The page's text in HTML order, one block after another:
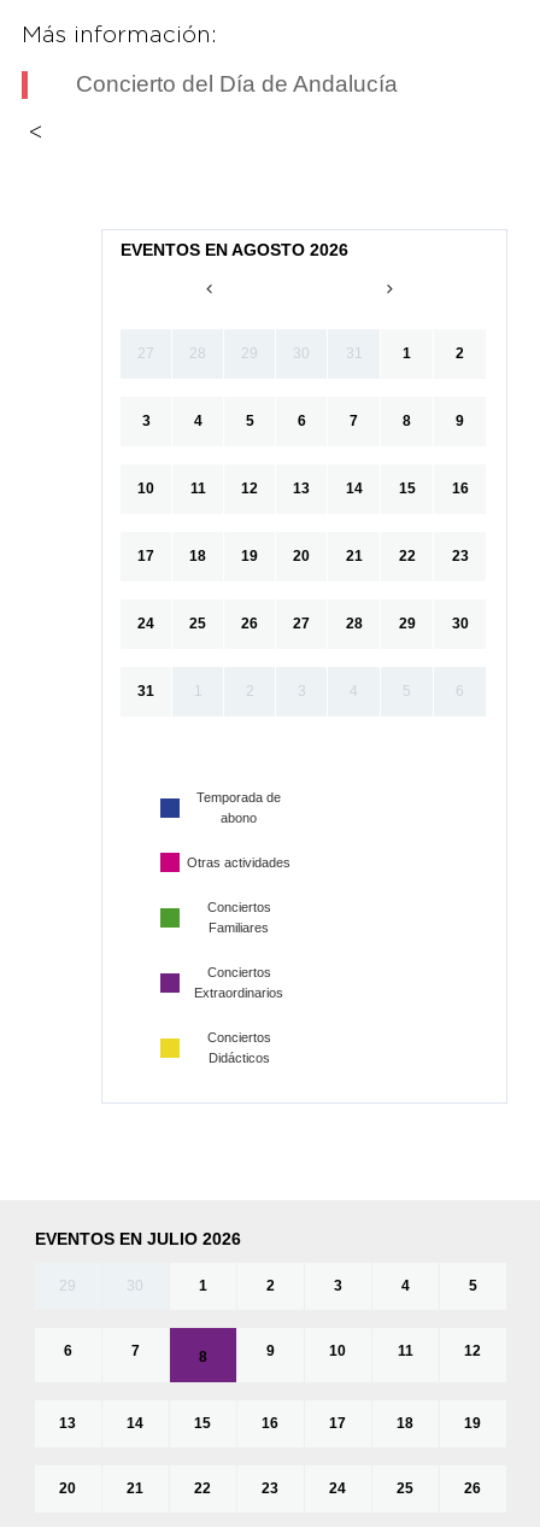
Más información:
Concierto del Día de Andalucía
<
EVENTOS EN AGOSTO 2026
27 28 29 30 31 1 2
3 4 5 6 7 8 9
10 11 12 13 14 15 16
17 18 19 20 21 22 23
24 25 26 27 28 29 30
31 1 2 3 4 5 6
Temporada de
abono
Otras actividades
Conciertos
Familiares
Conciertos
Extraordinarios
Conciertos
Didácticos
EVENTOS EN JULIO 2026
29 30 1 2 3 4 5
6 7 8 9 10 11 12
13 14 15 16 17 18 19
20 21 22 23 24 25 26